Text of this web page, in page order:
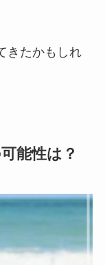
きたかもしれ
能性は？